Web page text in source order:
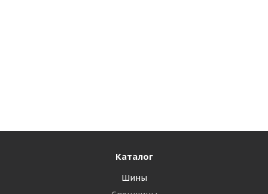
Каталог
Шины